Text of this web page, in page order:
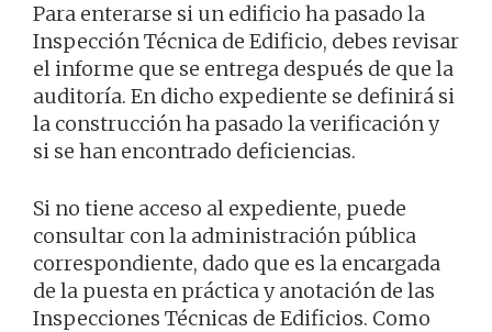
Para enterarse si un edificio ha pasado la
Inspección Técnica de Edificio, debes revisar
el informe que se entrega después de que la
auditoría. En dicho expediente se definirá si
la construcción ha pasado la verificación y
si se han encontrado deficiencias.
Si no tiene acceso al expediente, puede
consultar con la administración pública
correspondiente, dado que es la encargada
de la puesta en práctica y anotación de las
Inspecciones Técnicas de Edificios. Como